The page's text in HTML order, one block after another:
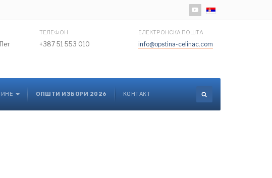
Изаберите ваш језик
ТЕЛЕФОН
+387 51 553 010
ЕЛЕКТРОНСКА ПОШТА
info@opstina-celinac.com
ОПШТИ ИЗБОРИ 2026 КОНТАКТ